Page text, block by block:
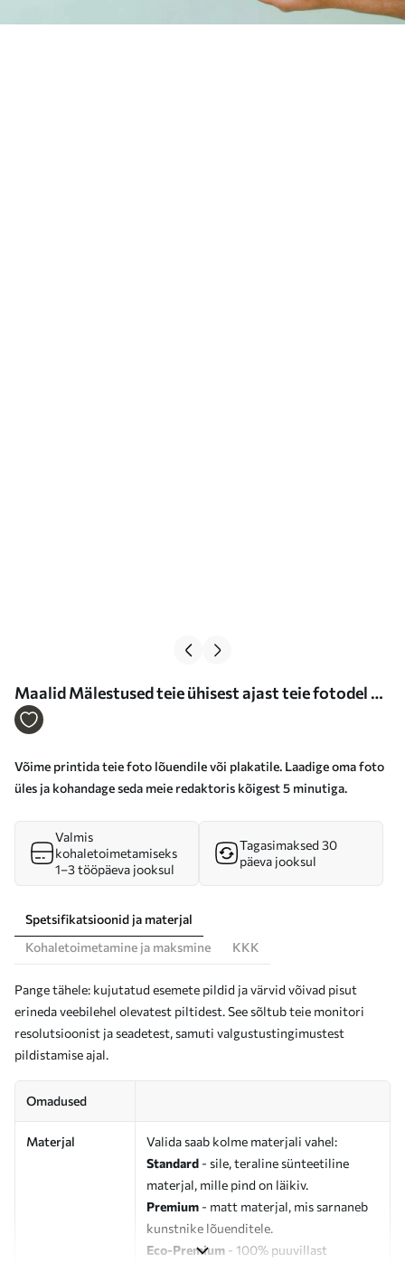
Maalid Mälestused teie ühisest ajast teie fotodel Nr
s47185
Võime printida teie foto lõuendile või plakatile. Laadige oma foto
üles ja kohandage seda meie redaktoris kõigest 5 minutiga.
Valmis
kohaletoimetamiseks
1–3 tööpäeva jooksul
Tagasimaksed 30
päeva jooksul
Spetsifikatsioonid ja materjal
Kohaletoimetamine ja maksmine
KKK
Pange tähele: kujutatud esemete pildid ja värvid võivad pisut
erineda veebilehel olevatest piltidest. See sõltub teie monitori
resolutsioonist ja seadetest, samuti valgustustingimustest
pildistamise ajal.
Omadused
Materjal
Valida saab kolme materjali vahel:
Standard - sile, teraline sünteetiline
materjal, mille pind on läikiv.
Premium - matt materjal, mis sarnaneb
kunstnike lõuenditele.
Eco-Premium - 100% puuvillast